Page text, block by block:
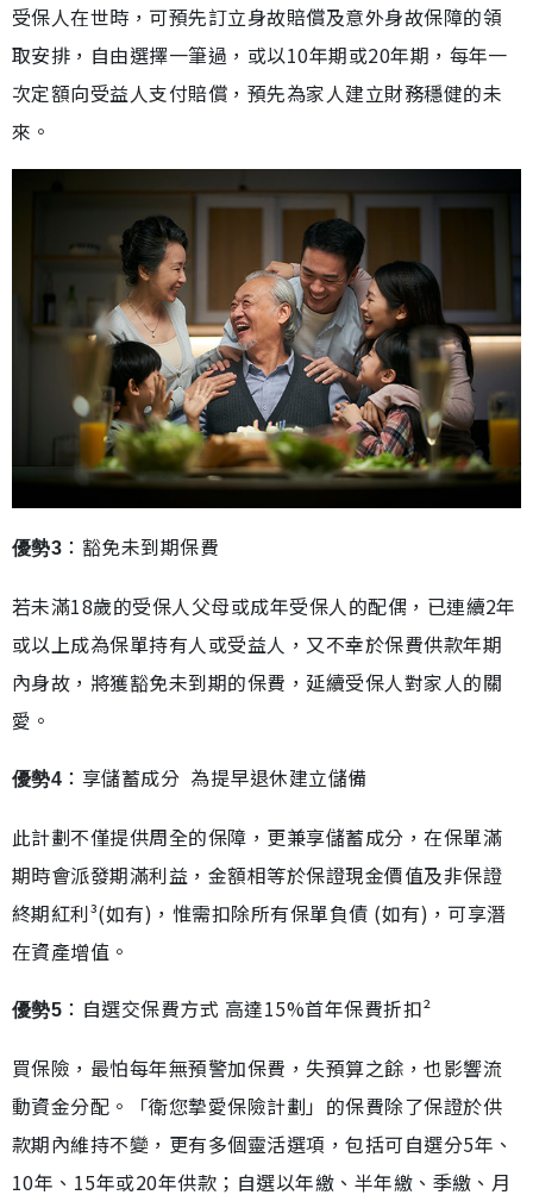
受保人在世時，可預先訂立身故賠償及意外身故保障的領
取安排，自由選擇一筆過，或以10年期或20年期，每年一
次定額向受益人支付賠償，預先為家人建立財務穩健的未
來。
優勢3 ：豁免未到期保費
若未滿18歲的受保人父母或成年受保人的配偶，已連續2年
或以上成為保單持有人或受益人，又不幸於保費供款年期
內身故，將獲豁免未到期的保費，延續受保人對家人的關
愛。
優勢4 ：享儲蓄成分 為提早退休建立儲備
此計劃不僅提供周全的保障，更兼享儲蓄成分，在保單滿
期時會派發期滿利益，金額相等於保證現金價值及非保證
終期紅利³(如有)，惟需扣除所有保單負債 (如有)，可享潛
在資產增值。
優勢5 ：自選交保費方式 高達15%首年保費折扣²
買保險，最怕每年無預警加保費，失預算之餘，也影響流
動資金分配。「衛您摯愛保險計劃」的保費除了保證於供
款期內維持不變，更有多個靈活選項，包括可自選分5年、
10年、15年或20年供款；自選以年繳、半年繳、季繳、月